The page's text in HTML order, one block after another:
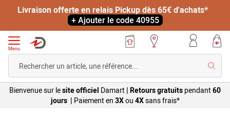
Livraison offerte en relais Pickup dès 65€ d'achats*
+ Ajouter le code 40955
Menu
Bienvenue sur lesite officiel Damart | Retours gratuits pendant 60
jours | Paiement en 3Xou 4Xsansfrais*